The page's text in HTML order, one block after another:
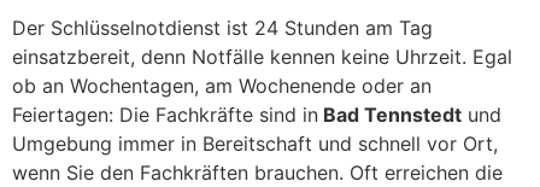
Der Schlüsselnotdienst ist 24 Stunden am Tag
einsatzbereit, denn Notfälle kennen keine Uhrzeit. Egal
ob an Wochentagen, am Wochenende oder an
Feiertagen: Die Fachkräfte sind in Bad Tennstedt und
Umgebung immer in Bereitschaft und schnell vor Ort,
wenn Sie den Fachkräften brauchen. Oft erreichen die